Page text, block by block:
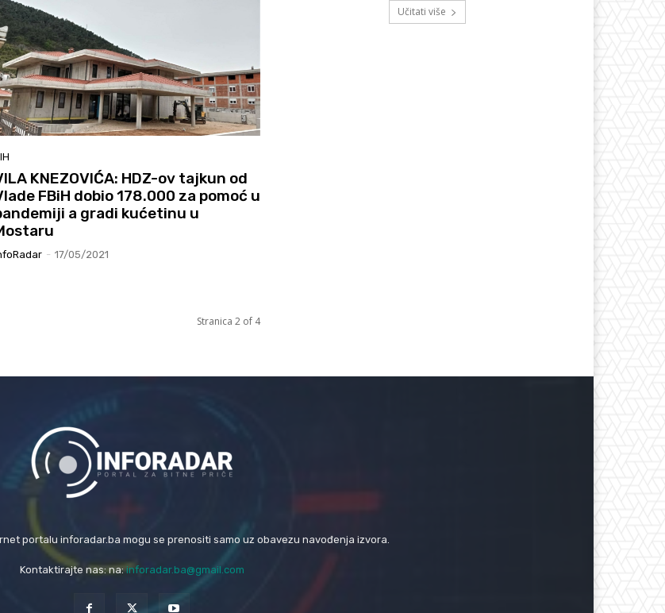
KNEZOVIĆA: HDZ-ov tajkun od
FBiH dobio 178.000 za pomoć u
a gradi kućetinu u
- 17/05/2021
Stranica 2 of 4
Učitati više
portalu inforadar.ba mogu se prenositi samo uz obavezu navođenja izvora.
Kontaktirajte nas: na:inforadar.ba@gmail.com